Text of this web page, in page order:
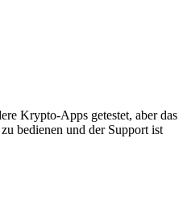
Krypto-Apps getestet, aber das
bedienen und der Support ist